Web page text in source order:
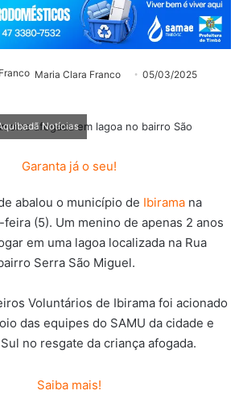
Maria Clara Franco 05/03/2025
Notícias
abalou o município de Ibirama na
(5). Um menino de apenas 2 anos
em uma lagoa localizada na Rua
Serra São Miguel.
Voluntários de Ibirama foi acionado
das equipes do SAMU da cidade e
no resgate da criança afogada.